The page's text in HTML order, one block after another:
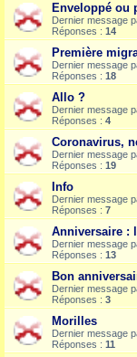
Enveloppé ou
Dernier message
Réponses : 14
Première
Dernier message
Réponses : 18
Allo ?
Dernier message
Réponses : 4
Coronavirus,
Dernier message
Réponses : 19
Info
Dernier message
Réponses : 7
Anniversaire :
Dernier message
Réponses : 13
Bon
Dernier message
Réponses : 3
Morilles
Dernier message
Réponses : 11